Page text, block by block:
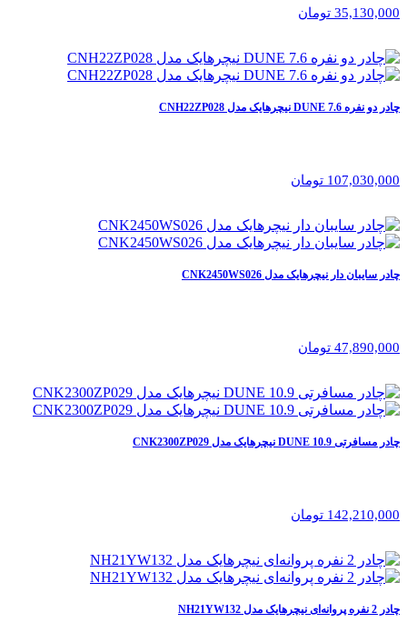
35,130,000 تومان
چادر دو نفره 7.6 DUNE نیچرهایک مدل CNH22ZP028
107,030,000 تومان
چادر سایبان دار نیچرهایک مدل CNK2450WS026
47,890,000 تومان
چادر مسافرتی 10.9 DUNE نیچرهایک مدل CNK2300ZP029
142,210,000 تومان
چادر 2 نفره پروانه‌ای نیچرهایک مدل NH21YW132